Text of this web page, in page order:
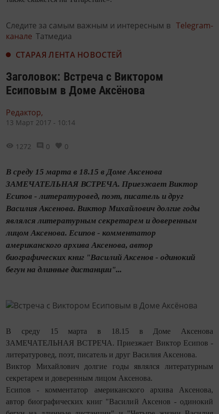
Следите за самым важным и интересным в Telegram-
канале Татмедиа
СТАРАЯ ЛЕНТА НОВОСТЕЙ
Заголовок: Встреча с Виктором
Есиповым в Доме Аксёнова
Редактор,
13 Март 2017 - 10:14
1272 0 0
В среду 15 марта в 18.15 в Доме Аксенова
ЗАМЕЧАТЕЛЬНАЯ ВСТРЕЧА. Приезжает Виктор
Есипов - литературовед, поэт, писатель и друг
Василия Аксенова. Виктор Михайлович долгие годы
являлся литературным секретарем и доверенным
лицом Аксенова. Есипов - комментатор
американского архива Аксенова, автор
биографических книг "Василий Аксенов - одинокий
бегун на длинные дистанции"...
В среду 15 марта в 18.15 в Доме Аксенова
ЗАМЕЧАТЕЛЬНАЯ ВСТРЕЧА. Приезжает Виктор Есипов -
литературовед, поэт, писатель и друг Василия Аксенова.
Виктор Михайлович долгие годы являлся литературным
секретарем и доверенным лицом Аксенова.
Есипов - комментатор американского архива Аксенова,
автор биографических книг "Василий Аксенов - одинокий